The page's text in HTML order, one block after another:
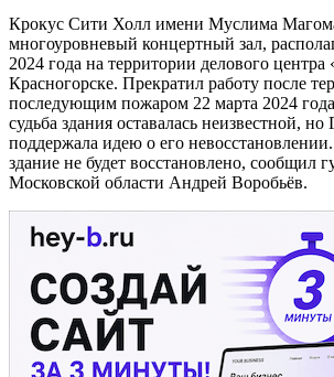
Крокус Сити Холл имени Муслима
многоуровневый концертный зал,
2024 года на территории делового
Красногорске. Прекратил работу после
последующим пожаром 22 марта 2024
судьба здания оставалась неизвестной,
поддержала идею о его
здание не будет восстановлено, сообщил
Московской области Андрей Воробьёв.